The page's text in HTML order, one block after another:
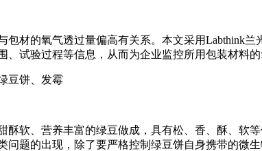
材的氧气透过量偏高有关系。本文采用Labthink
试验过程等信息，从而为企业监控所用包装材料的
豆饼、发霉
软、营养丰富的绿豆做成，具有松、香、酥、软
题的出现，除了要严格控制绿豆饼自身携带的微